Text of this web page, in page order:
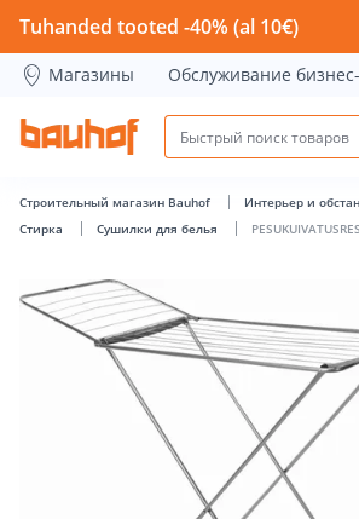
PESUKUIVATUSREST SILVER 18M -
Tuhanded tooted -40% (al 10€)
Магазины Обслуживание
Строительный магазин Bauhof
Интерьер и
Стирка
Cушилки для белья